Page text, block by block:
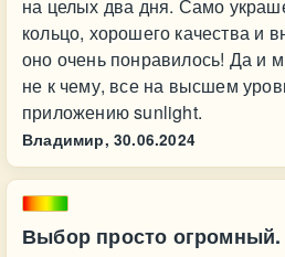
на целых два дня. Само
кольцо, хорошего качества и
оно очень понравилось! Да и
не к чему, все на высшем
приложению sunlight.
Владимир, 30.06.2024
Выбор просто огромный.